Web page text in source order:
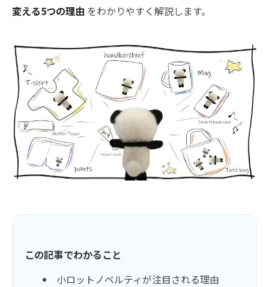
変える5つの理由 をわかりやすく解説します。
この記事でわかること
小ロットノベルティが注目される理由